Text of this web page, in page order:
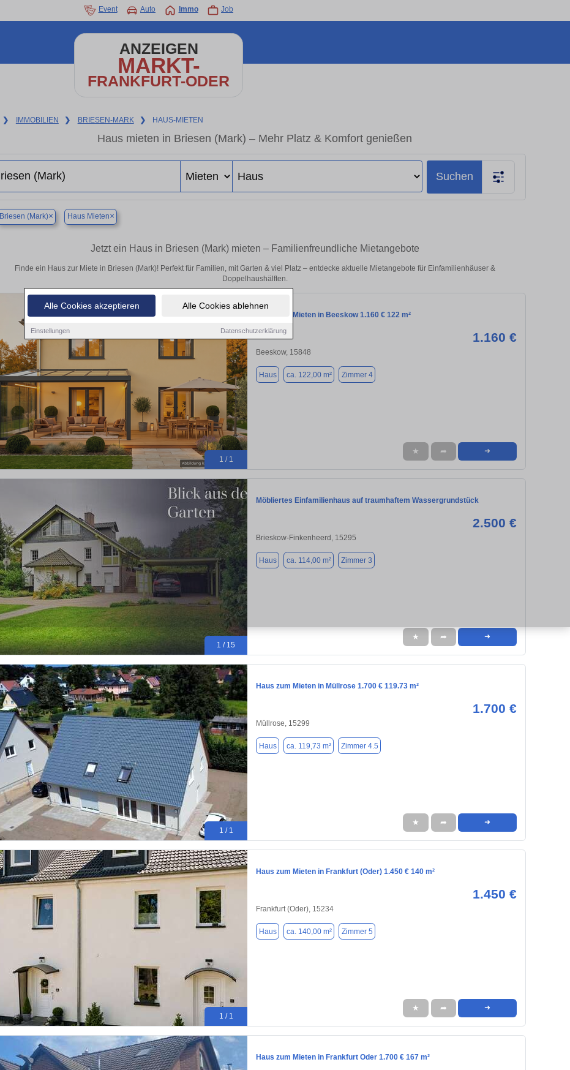
Alle Cookies akzeptieren Alle Cookies ablehnen
Einstellungen Datenschutzerklärung
Event Auto Immo Job
ANZEIGEN
MARKT-
FRANKFURT-ODER
❯ IMMOBILIEN ❯ BRIESEN-MARK ❯ HAUS-MIETEN
Haus mieten in Briesen (Mark) – Mehr Platz & Komfort genießen
Suchen
Briesen (Mark)× Haus Mieten×
Jetzt ein Haus in Briesen (Mark) mieten – Familienfreundliche Mietangebote
Finde ein Haus zur Miete in Briesen (Mark)! Perfekt für Familien, mit Garten & viel Platz – entdecke aktuelle Mietangebote für Einfamilienhäuser &
Doppelhaushälften.
1 / 1
Haus zum Mieten in Beeskow 1.160 € 122 m²
1.160 €
Beeskow, 15848
Haus ca. 122,00 m² Zimmer 4
★ ➦ ➜
1 / 15
Möbliertes Einfamilienhaus auf traumhaftem Wassergrundstück
2.500 €
Brieskow-Finkenheerd, 15295
Haus ca. 114,00 m² Zimmer 3
★ ➦ ➜
1 / 1
Haus zum Mieten in Müllrose 1.700 € 119.73 m²
1.700 €
Müllrose, 15299
Haus ca. 119,73 m² Zimmer 4.5
★ ➦ ➜
1 / 1
Haus zum Mieten in Frankfurt (Oder) 1.450 € 140 m²
1.450 €
Frankfurt (Oder), 15234
Haus ca. 140,00 m² Zimmer 5
★ ➦ ➜
Haus zum Mieten in Frankfurt Oder 1.700 € 167 m²